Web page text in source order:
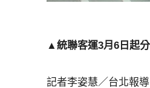
▲統聯客運3月6日起
記者李姿慧／台北報導